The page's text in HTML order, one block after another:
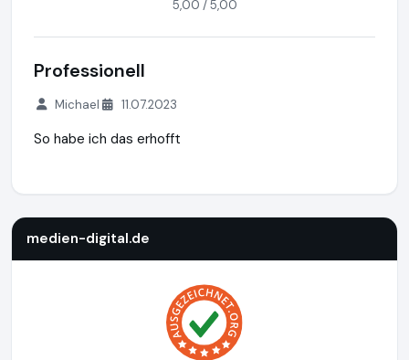
5,00 / 5,00
Professionell
Michael 11.07.2023
So habe ich das erhofft
medien-digital.de